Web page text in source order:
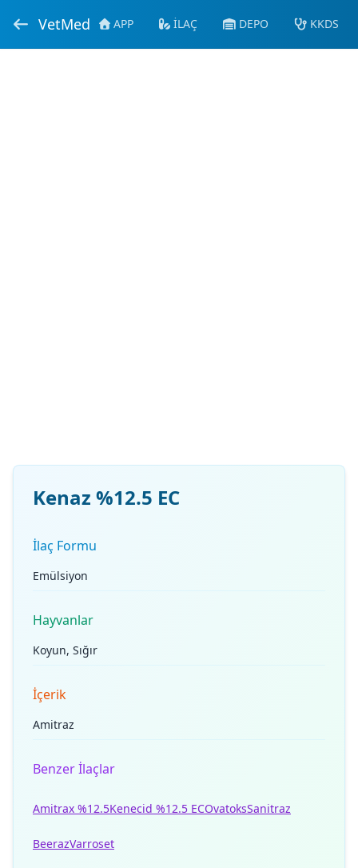
VetMed APP İLAÇ DEPO KKDS
Kenaz %12.5 EC
İlaç Formu
Emülsiyon
Hayvanlar
Koyun, Sığır
İçerik
Amitraz
Benzer İlaçlar
Amitrax %12.5Kenecid %12.5 ECOvatoksSanitraz
BeerazVarroset